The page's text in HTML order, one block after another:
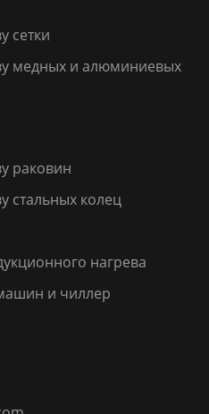
сетки
медных и алюминиевых
раковин
стальных колец
нагрева
и чиллер